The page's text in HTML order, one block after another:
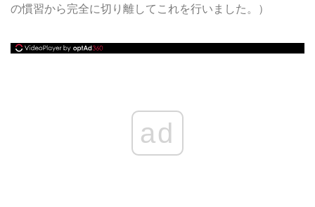
の慣習から完全に切り離してこれを行いました。）
ad